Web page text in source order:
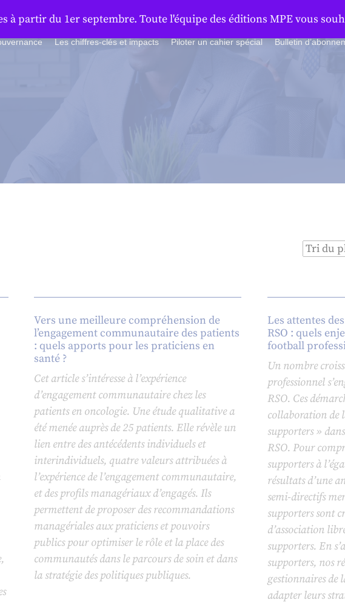
Les chiffres-clés et impacts Piloter un cahier spécial Bulletin
Vers une meilleure compréhension de
l’engagement communautaire des patients
: quels apports pour les praticiens en
santé ?
Cet article s’intéresse à l’expérience
d’engagement communautaire chez les
patients en oncologie. Une étude qualitative a
été menée auprès de 25 patients. Elle révèle un
lien entre des antécédents individuels et
interindividuels, quatre valeurs attribuées à
l’expérience de l’engagement communautaire,
et des profils managériaux d’engagés. Ils
permettent de proposer des recommandations
managériales aux praticiens et pouvoirs
publics pour optimiser le rôle et la place des
communautés dans le parcours de soin et dans
la stratégie des politiques publiques.
Les attentes
RSO : quels
football
Un nombre
professionnel
RSO. Ces
collaboration de
supporters »
RSO. Pour
supporters à
résultats d’une
semi-directifs
supporters sont
d’association
supporters. En
supporters, nos
gestionnaires de
adapter leurs
à partir du 1er septembre. Toute l'équipe des éditions MPE vous